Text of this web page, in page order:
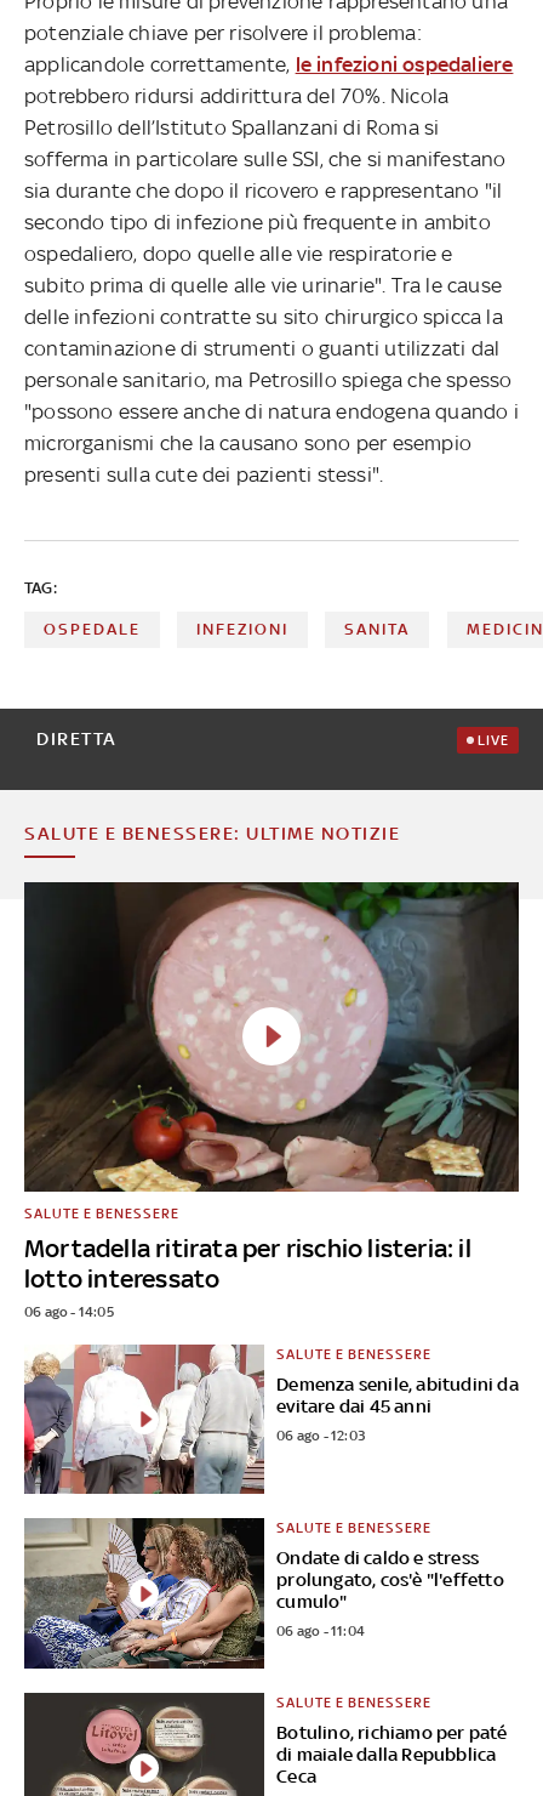
potenziale chiave per risolvere il problema:
applicandole correttamente, le infezioni ospedaliere
potrebbero ridursi addirittura del 70%. Nicola
Petrosillo dell’Istituto Spallanzani di Roma si
sofferma in particolare sulle SSI, che si manifestano
sia durante che dopo il ricovero e rappresentano "il
secondo tipo di infezione più frequente in ambito
ospedaliero, dopo quelle alle vie respiratorie e
subito prima di quelle alle vie urinarie". Tra le cause
delle infezioni contratte su sito chirurgico spicca la
contaminazione di strumenti o guanti utilizzati dal
personale sanitario, ma Petrosillo spiega che spesso
"possono essere anche di natura endogena quando i
microrganismi che la causano sono per esempio
presenti sulla cute dei pazienti stessi".
TAG:
OSPEDALE INFEZIONI SANITA
DIRETTA LIVE
SALUTE E BENESSERE: ULTIME NOTIZIE
Mortadella ritirata per rischio listeria: il
lotto interessato
SALUTE E BENESSERE
06 ago - 14:05
Demenza senile, abitudini da
evitare dai 45 anni
SALUTE E BENESSERE
06 ago - 12:03
Ondate di caldo e stress
prolungato, cos'è "l'effetto
cumulo"
SALUTE E BENESSERE
06 ago - 11:04
Botulino, richiamo per paté
di maiale dalla Repubblica
Ceca
SALUTE E BENESSERE